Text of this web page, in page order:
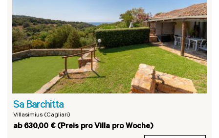
Sa Barchitta
Villasimius (Cagliari)
ab 630,00 € (Preis pro Villa pro Woche)